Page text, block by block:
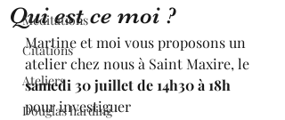
Méditations
Citations
Ateliers
Douglas harding
Qui est ce moi ?
Martine et moi vous proposons un
atelier chez nous à Saint Maxire, le
samedi 30 juillet de 14h30 à 18h
pour investiguer